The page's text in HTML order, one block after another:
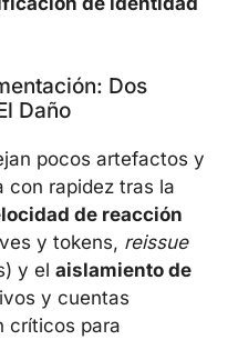
Dos
Daño
pocos artefactos y
con rapidez tras la
de reacción
y tokens, reissue
y el aislamiento de
y cuentas
críticos para